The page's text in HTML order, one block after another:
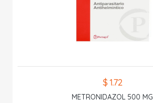
$ 1.72
METRONIDAZOL 500 MG